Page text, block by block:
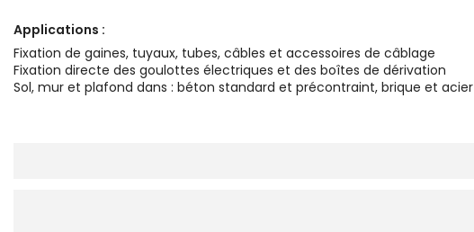
Applications :
Fixation de gaines, tuyaux, tubes, câbles et accessoires de câblage
Fixation directe des goulottes électriques et des boîtes de dérivation
Sol, mur et plafond dans : béton standard et précontraint, brique et acier